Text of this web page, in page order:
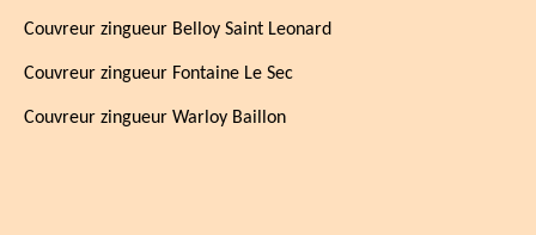
Couvreur zingueur Belloy Saint Leonard
Couvreur zingueur Fontaine Le Sec
Couvreur zingueur Warloy Baillon